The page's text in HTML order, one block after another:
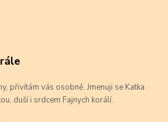
přivítám vás osobně. Jmenuji se Katka
duší i srdcem Fajnych korálí.